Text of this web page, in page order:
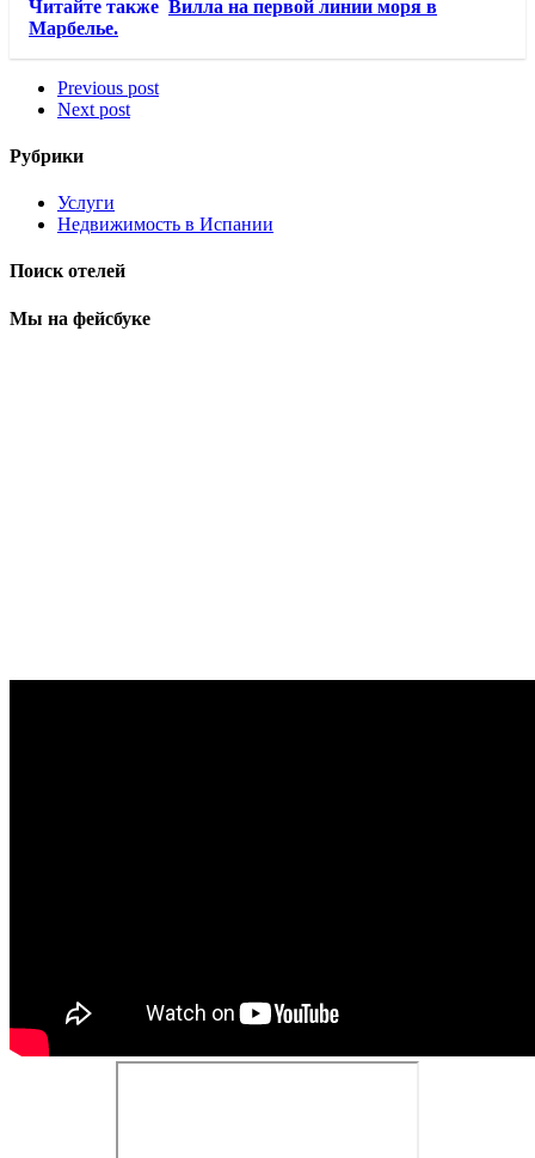
Читайте также Вилла на первой линии моря в
Марбелье.
Previous post
Next post
Рубрики
Услуги
Недвижимость в Испании
Поиск отелей
Мы на фейсбуке